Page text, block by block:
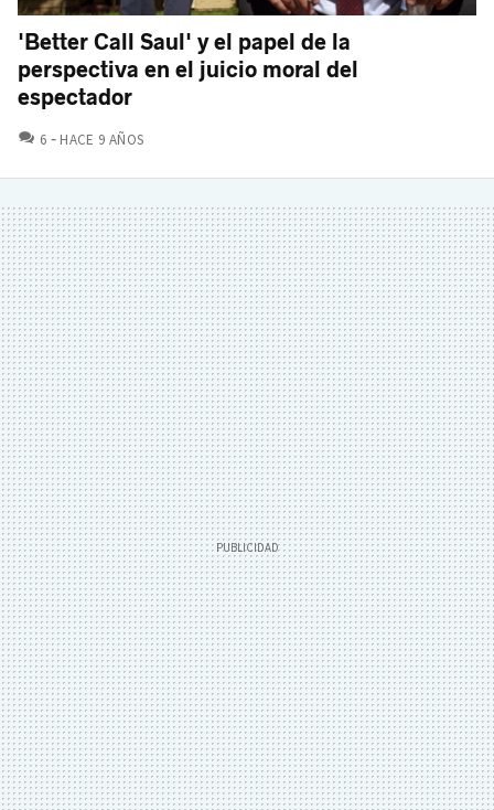
'Better Call Saul' y el papel de la
perspectiva en el juicio moral del
espectador
6 COMENTARIOS
HACE 9 AÑOS